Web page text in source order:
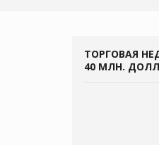
ТОРГОВАЯ
40 МЛН.